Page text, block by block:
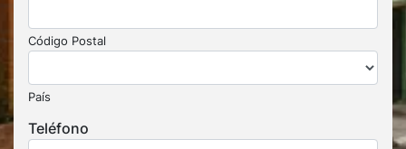
Código Postal
País
Teléfono